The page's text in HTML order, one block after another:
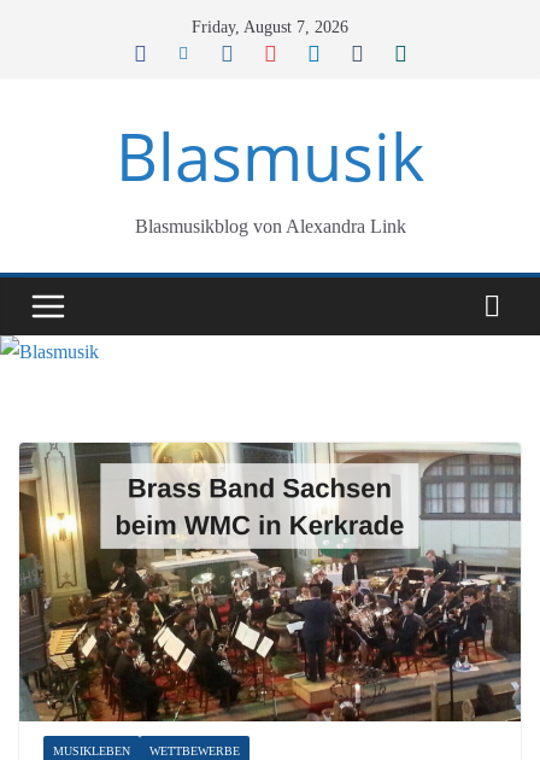
Friday, August 7, 2026
Blasmusik
Blasmusikblog von Alexandra Link
MUSIKLEBEN WETTBEWERBE